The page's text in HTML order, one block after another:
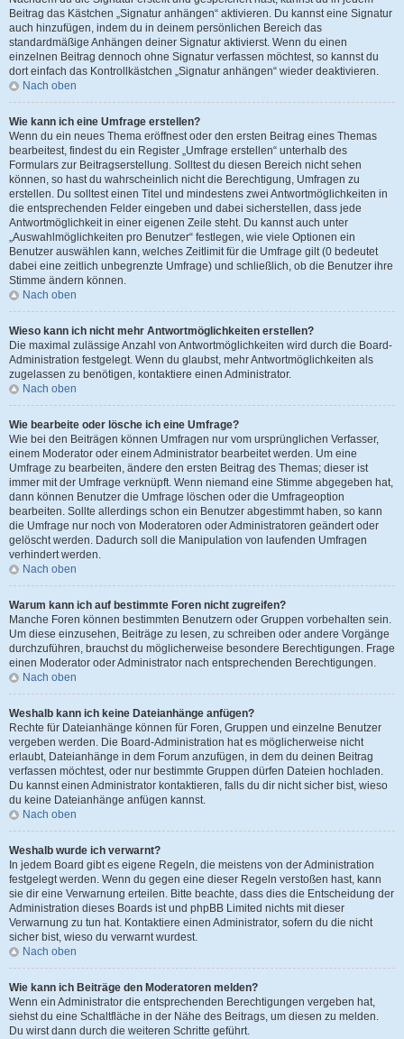
Beitrag das Kästchen „Signatur anhängen“ aktivieren. Du kannst eine Signatur
auch hinzufügen, indem du in deinem persönlichen Bereich das
standardmäßige Anhängen deiner Signatur aktivierst. Wenn du einen
einzelnen Beitrag dennoch ohne Signatur verfassen möchtest, so kannst du
dort einfach das Kontrollkästchen „Signatur anhängen“ wieder deaktivieren.
Nach oben
Wie kann ich eine Umfrage erstellen?
Wenn du ein neues Thema eröffnest oder den ersten Beitrag eines Themas
bearbeitest, findest du ein Register „Umfrage erstellen“ unterhalb des
Formulars zur Beitragserstellung. Solltest du diesen Bereich nicht sehen
können, so hast du wahrscheinlich nicht die Berechtigung, Umfragen zu
erstellen. Du solltest einen Titel und mindestens zwei Antwortmöglichkeiten in
die entsprechenden Felder eingeben und dabei sicherstellen, dass jede
Antwortmöglichkeit in einer eigenen Zeile steht. Du kannst auch unter
„Auswahlmöglichkeiten pro Benutzer“ festlegen, wie viele Optionen ein
Benutzer auswählen kann, welches Zeitlimit für die Umfrage gilt (0 bedeutet
dabei eine zeitlich unbegrenzte Umfrage) und schließlich, ob die Benutzer ihre
Stimme ändern können.
Nach oben
Wieso kann ich nicht mehr Antwortmöglichkeiten erstellen?
Die maximal zulässige Anzahl von Antwortmöglichkeiten wird durch die Board-
Administration festgelegt. Wenn du glaubst, mehr Antwortmöglichkeiten als
zugelassen zu benötigen, kontaktiere einen Administrator.
Nach oben
Wie bearbeite oder lösche ich eine Umfrage?
Wie bei den Beiträgen können Umfragen nur vom ursprünglichen Verfasser,
einem Moderator oder einem Administrator bearbeitet werden. Um eine
Umfrage zu bearbeiten, ändere den ersten Beitrag des Themas; dieser ist
immer mit der Umfrage verknüpft. Wenn niemand eine Stimme abgegeben hat,
dann können Benutzer die Umfrage löschen oder die Umfrageoption
bearbeiten. Sollte allerdings schon ein Benutzer abgestimmt haben, so kann
die Umfrage nur noch von Moderatoren oder Administratoren geändert oder
gelöscht werden. Dadurch soll die Manipulation von laufenden Umfragen
verhindert werden.
Nach oben
Warum kann ich auf bestimmte Foren nicht zugreifen?
Manche Foren können bestimmten Benutzern oder Gruppen vorbehalten sein.
Um diese einzusehen, Beiträge zu lesen, zu schreiben oder andere Vorgänge
durchzuführen, brauchst du möglicherweise besondere Berechtigungen. Frage
einen Moderator oder Administrator nach entsprechenden Berechtigungen.
Nach oben
Weshalb kann ich keine Dateianhänge anfügen?
Rechte für Dateianhänge können für Foren, Gruppen und einzelne Benutzer
vergeben werden. Die Board-Administration hat es möglicherweise nicht
erlaubt, Dateianhänge in dem Forum anzufügen, in dem du deinen Beitrag
verfassen möchtest, oder nur bestimmte Gruppen dürfen Dateien hochladen.
Du kannst einen Administrator kontaktieren, falls du dir nicht sicher bist, wieso
du keine Dateianhänge anfügen kannst.
Nach oben
Weshalb wurde ich verwarnt?
In jedem Board gibt es eigene Regeln, die meistens von der Administration
festgelegt werden. Wenn du gegen eine dieser Regeln verstoßen hast, kann
sie dir eine Verwarnung erteilen. Bitte beachte, dass dies die Entscheidung der
Administration dieses Boards ist und phpBB Limited nichts mit dieser
Verwarnung zu tun hat. Kontaktiere einen Administrator, sofern du die nicht
sicher bist, wieso du verwarnt wurdest.
Nach oben
Wie kann ich Beiträge den Moderatoren melden?
Wenn ein Administrator die entsprechenden Berechtigungen vergeben hat,
siehst du eine Schaltfläche in der Nähe des Beitrags, um diesen zu melden.
Du wirst dann durch die weiteren Schritte geführt.